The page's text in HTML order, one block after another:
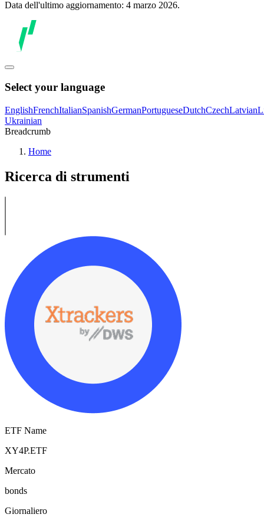
Data dell'ultimo aggiornamento: 4 marzo 2026.
Select your language
EnglishFrenchItalianSpanishGermanPortugueseDutchCzechLatvian
Ukrainian
Breadcrumb
Home
Ricerca di strumenti
ETF Name
XY4P.ETF
Mercato
bonds
Giornaliero